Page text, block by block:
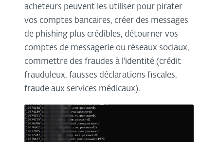
acheteurs peuvent les utiliser pour pirater
vos comptes bancaires, créer des messages
de phishing plus crédibles, détourner vos
comptes de messagerie ou réseaux sociaux,
commettre des fraudes à l'identité (crédit
frauduleux, fausses déclarations fiscales,
fraude aux services médicaux).